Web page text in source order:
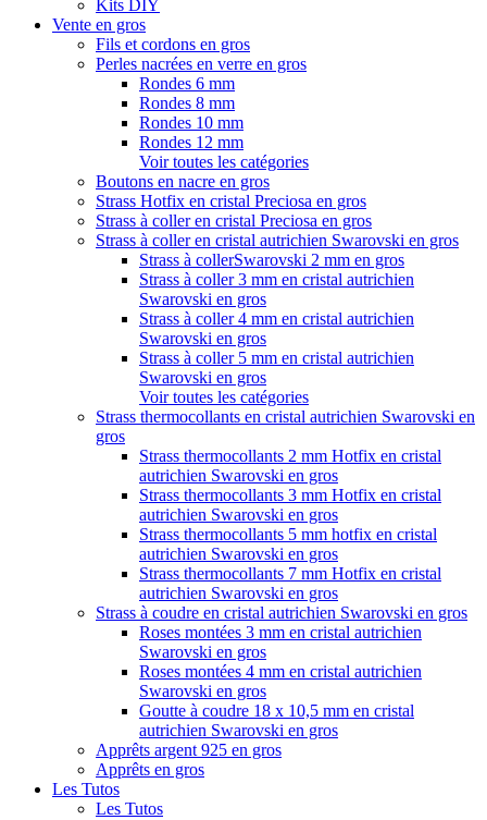
Kits DIY
Vente en gros
Fils et cordons en gros
Perles nacrées en verre en gros
Rondes 6 mm
Rondes 8 mm
Rondes 10 mm
Rondes 12 mm
Voir toutes les catégories
Boutons en nacre en gros
Strass Hotfix en cristal Preciosa en gros
Strass à coller en cristal Preciosa en gros
Strass à coller en cristal autrichien Swarovski en gros
Strass à collerSwarovski 2 mm en gros
Strass à coller 3 mm en cristal autrichien
Swarovski en gros
Strass à coller 4 mm en cristal autrichien
Swarovski en gros
Strass à coller 5 mm en cristal autrichien
Swarovski en gros
Voir toutes les catégories
Strass thermocollants en cristal autrichien Swarovski en
gros
Strass thermocollants 2 mm Hotfix en cristal
autrichien Swarovski en gros
Strass thermocollants 3 mm Hotfix en cristal
autrichien Swarovski en gros
Strass thermocollants 5 mm hotfix en cristal
autrichien Swarovski en gros
Strass thermocollants 7 mm Hotfix en cristal
autrichien Swarovski en gros
Strass à coudre en cristal autrichien Swarovski en gros
Roses montées 3 mm en cristal autrichien
Swarovski en gros
Roses montées 4 mm en cristal autrichien
Swarovski en gros
Goutte à coudre 18 x 10,5 mm en cristal
autrichien Swarovski en gros
Apprêts argent 925 en gros
Apprêts en gros
Les Tutos
Les Tutos